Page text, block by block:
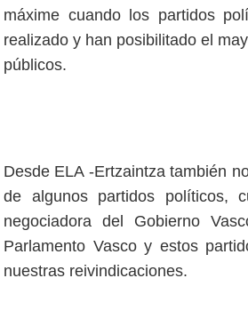
máxime cuando los partidos
realizado y han posibilitado el
públicos.
Desde ELA -Ertzaintza también
de algunos partidos políticos,
negociadora del Gobierno
Parlamento Vasco y estos
nuestras reivindicaciones.